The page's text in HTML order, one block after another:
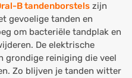
B tandenborstels zijn
gevoelige tanden en
om bacteriële tandplak en
De elektrische
grondige reiniging die veel
Zo blijven je tanden witter